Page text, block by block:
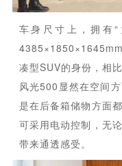
车身尺寸上，拥有
凑型SUV的身份，相
风光500显然在空间
是在后备箱储物方面
可采用电动控制，无
带来通透感受。